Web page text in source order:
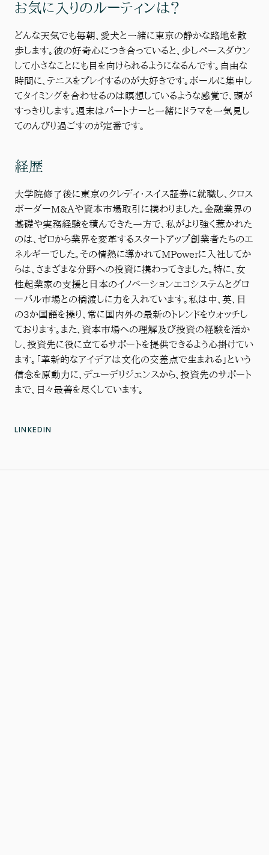
お気に入りのルーティンは？
どんな天気でも毎朝、愛犬と一緒に東京の静かな路地を散
歩します。彼の好奇心につき合っていると、少しペースダウン
して小さなことにも目を向けられるようになるんです。自由な
時間に、テニスをプレイするのが大好きです。ボールに集中し
てタイミングを合わせるのは瞑想しているような感覚で、頭が
すっきりします。週末はパートナーと一緒にドラマを一気見し
てのんびり過ごすのが定番です。
経歴
大学院修了後に東京のクレディ・スイス証券に就職し、クロス
ボーダーM&Aや資本市場取引に携わりました。金融業界の
基礎や実務経験を積んできた一方で、私がより強く惹かれた
のは、ゼロから業界を変革するスタートアップ創業者たちのエ
ネルギーでした。その情熱に導かれてMPowerに入社してか
らは、さまざまな分野への投資に携わってきました。特に、女
性起業家の支援と日本のイノベーションエコシステムとグロ
ーバル市場との橋渡しに力を入れています。私は中、英、日
の3か国語を操り、常に国内外の最新のトレンドをウォッチし
ております。また、資本市場への理解及び投資の経験を活か
し、投資先に役に立てるサポートを提供できるよう心掛けてい
ます。「革新的なアイデアは文化の交差点で生まれる」という
信念を原動力に、デューデリジェンスから、投資先のサポート
まで、日々最善を尽くしています。
LINKEDIN